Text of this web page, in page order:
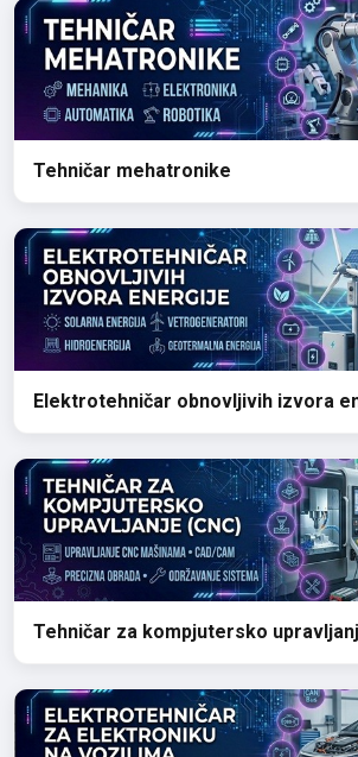
Tehničar mehatronike
Elektrotehničar obnovljivih izvora
Tehničar za kompjutersko